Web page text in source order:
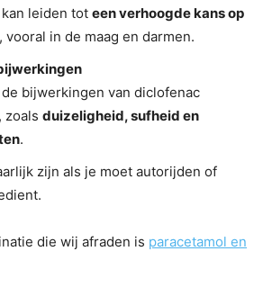
leiden tot een verhoogde kans op
, vooral in de maag en darmen.
bijwerkingen van diclofenac
, zoals duizeligheid, sufheid en
.
zijn als je moet autorijden of
die wij afraden is paracetamol en